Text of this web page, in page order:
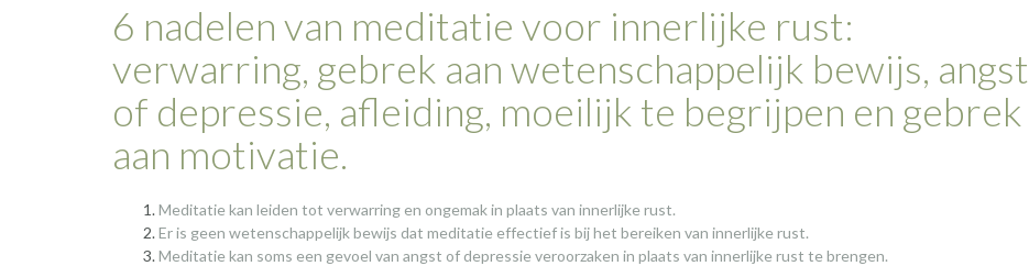
6 nadelen van meditatie voor innerlijke rust:
verwarring, gebrek aan wetenschappelijk bewijs, angst
of depressie, afleiding, moeilijk te begrijpen en gebrek
aan motivatie.
Meditatie kan leiden tot verwarring en ongemak in plaats van innerlijke rust.
Er is geen wetenschappelijk bewijs dat meditatie effectief is bij het bereiken van innerlijke rust.
Meditatie kan soms een gevoel van angst of depressie veroorzaken in plaats van innerlijke rust te brengen.